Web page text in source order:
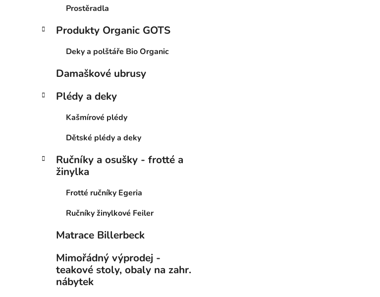
Prostěradla
Produkty Organic GOTS
Deky a polštáře Bio Organic
Damaškové ubrusy
Plédy a deky
Kašmírové plédy
Dětské plédy a deky
Ručníky a osušky - frotté a
žinylka
Frotté ručníky Egeria
Ručníky žinylkové Feiler
Matrace Billerbeck
Mimořádný výprodej -
teakové stoly, obaly na zahr.
nábytek